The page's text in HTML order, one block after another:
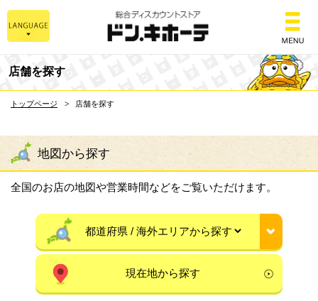
総合ディスカウント
店舗を探す
トップページ 店舗を探す
地図から探す
全国のお店の地図や営業時間などをご覧いただけます。
現在地から探す